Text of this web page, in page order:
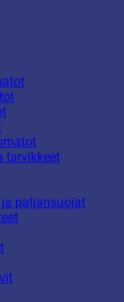
tarvikkeet
patjansuojat